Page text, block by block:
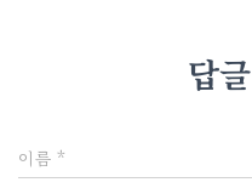
답
이름 *